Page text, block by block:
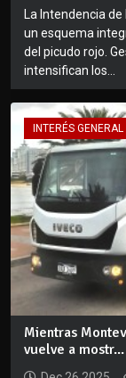
La Intendencia
un esquema
del picudo rojo.
intensifican los...
INTERÉS GENERAL
Mientras
vuelve a mostr...